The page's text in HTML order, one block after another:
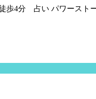
歩4分 占い パワースト